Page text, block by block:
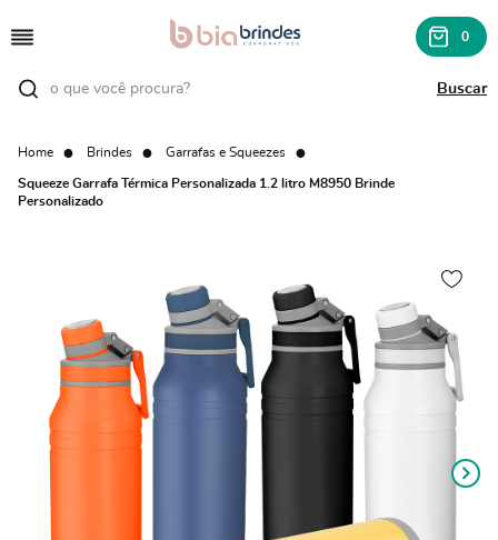
0
Home Brindes Garrafas e Squeezes
Squeeze Garrafa Térmica Personalizada 1.2 litro M8950 Brinde
Personalizado